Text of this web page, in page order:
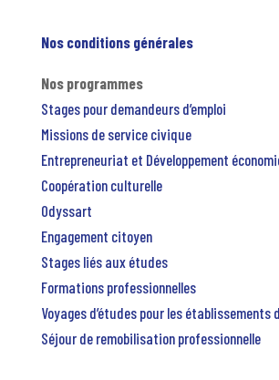
Nos conditions générales
Nos programmes
Stages pour demandeurs d’emploi
Missions de service civique
Entrepreneuriat et Développement
Coopération culturelle
Odyssart
Engagement citoyen
Stages liés aux études
Formations professionnelles
Voyages d’études pour les établissements
Séjour de remobilisation professionnelle